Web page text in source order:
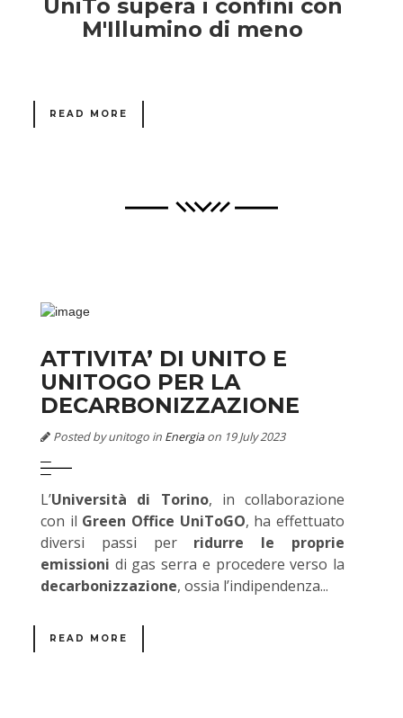
UniTo supera i confini con
M'Illumino di meno
READ MORE
ATTIVITA’ DI UNITO E
UNITOGO PER LA
DECARBONIZZAZIONE
Posted by unitogo in Energiaon 19 July 2023
L’Università di Torino, in collaborazione
con il Green Office UniToGO, ha effettuato
diversi passi per ridurre le proprie
emissioni di gas serra e procedere verso la
decarbonizzazione, ossia l’indipendenza...
READ MORE